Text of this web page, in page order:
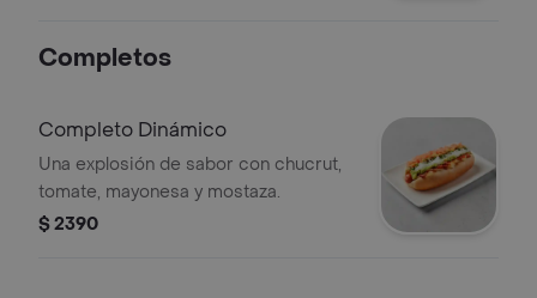
Completos
Completo Dinámico
Una explosión de sabor con chucrut,
tomate, mayonesa y mostaza.
$ 2390